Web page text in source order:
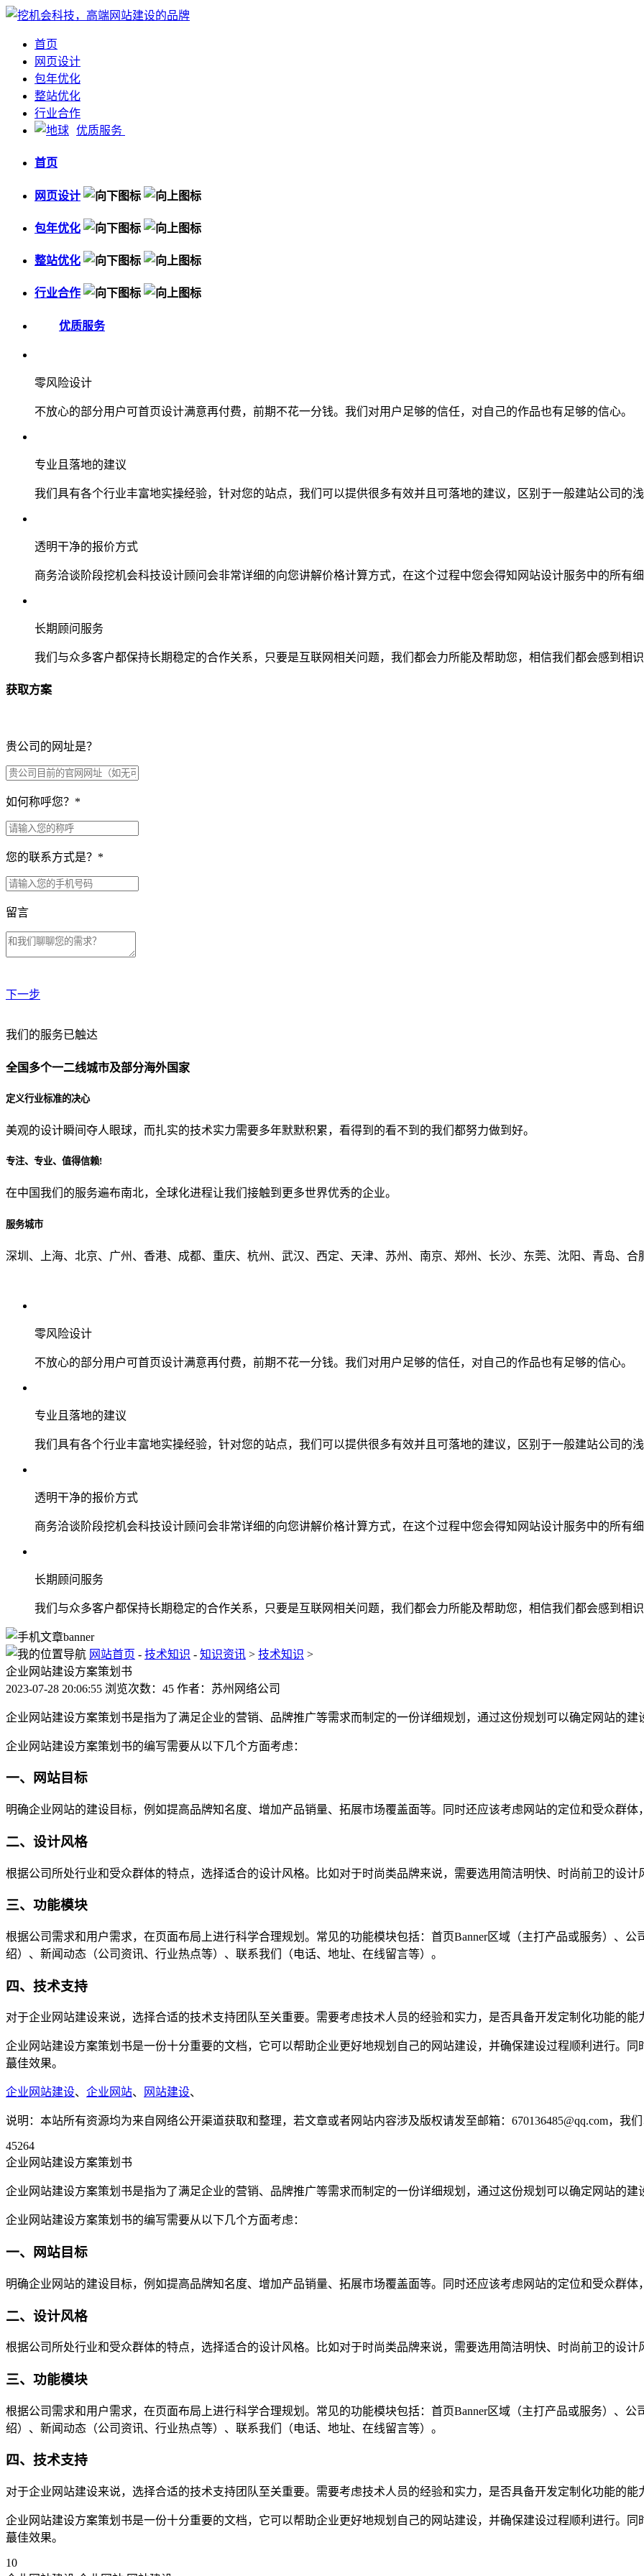
首页
网页设计
包年优化
整站优化
行业合作
优质服务
首页
网页设计
包年优化
整站优化
行业合作
优质服务
零风险设计
不放心的部分用户可首页设计满意再付费，前期不花一分钱。我们对用户足够的信任，对自己的作品也有足够的信心。
专业且落地的建议
我们具有各个行业丰富地实操经验，针对您的站点，我们可以提供很多有效并且可落地的建议，区别于一般建站公司的
透明干净的报价方式
商务洽谈阶段挖机会科技设计顾问会非常详细的向您讲解价格计算方式，在这个过程中您会得知网站设计服务中的所有
长期顾问服务
我们与众多客户都保持长期稳定的合作关系，只要是互联网相关问题，我们都会力所能及帮助您，相信我们都会感到相
获取方案
贵公司的网址是？
如何称呼您？ *
您的联系方式是？ *
留言
下一步
贵公司预算范围是？
贵公司的团队规模是？
从哪里了解到我们？
我们的服务已触达
全国多个一二线城市及部分海外国家
定义行业标准的决心
美观的设计瞬间夺人眼球，而扎实的技术实力需要多年默默积累，看得到的看不到的我们都努力做到好。
专注、专业、值得信赖!
在中国我们的服务遍布南北，全球化进程让我们接触到更多世界优秀的企业。
服务城市
深圳、上海、北京、广州、香港、成都、重庆、杭州、武汉、西定、天津、苏州、南京、郑州、长沙、东莞、沈阳、青岛、合
零风险设计
不放心的部分用户可首页设计满意再付费，前期不花一分钱。我们对用户足够的信任，对自己的作品也有足够的信心。
专业且落地的建议
我们具有各个行业丰富地实操经验，针对您的站点，我们可以提供很多有效并且可落地的建议，区别于一般建站公司的
透明干净的报价方式
商务洽谈阶段挖机会科技设计顾问会非常详细的向您讲解价格计算方式，在这个过程中您会得知网站设计服务中的所有
长期顾问服务
我们与众多客户都保持长期稳定的合作关系，只要是互联网相关问题，我们都会力所能及帮助您，相信我们都会感到相
网站首页 - 技术知识 - 知识资讯 > 技术知识 >
企业网站建设方案策划书
2023-07-28 20:06:55 浏览次数：45 作者：苏州网络公司
企业网站建设方案策划书是指为了满足企业的营销、品牌推广等需求而制定的一份详细规划，通过这份规划可以确定网站的
企业网站建设方案策划书的编写需要从以下几个方面考虑：
一、网站目标
明确企业网站的建设目标，例如提高品牌知名度、增加产品销量、拓展市场覆盖面等。同时还应该考虑网站的定位和受众群
二、设计风格
根据公司所处行业和受众群体的特点，选择适合的设计风格。比如对于时尚类品牌来说，需要选用简洁明快、时尚前卫的设
三、功能模块
根据公司需求和用户需求，在页面布局上进行科学合理规划。常见的功能模块包括：首页Banner区域（主打产品或服务）、
绍）、新闻动态（公司资讯、行业热点等）、联系我们（电话、地址、在线留言等）。
四、技术支持
对于企业网站建设来说，选择合适的技术支持团队至关重要。需要考虑技术人员的经验和实力，是否具备开发定制化功能的
企业网站建设方案策划书是一份十分重要的文档，它可以帮助企业更好地规划自己的网站建设，并确保建设过程顺利进行。
蕞佳效果。
企业网站建设、 企业网站、 网站建设、
说明：本站所有资源均为来自网络公开渠道获取和整理，若文章或者网站内容涉及版权请发至邮箱：670136485@qq.com，我
45264
企业网站建设方案策划书
企业网站建设方案策划书是指为了满足企业的营销、品牌推广等需求而制定的一份详细规划，通过这份规划可以确定网站的
企业网站建设方案策划书的编写需要从以下几个方面考虑：
一、网站目标
明确企业网站的建设目标，例如提高品牌知名度、增加产品销量、拓展市场覆盖面等。同时还应该考虑网站的定位和受众群
二、设计风格
根据公司所处行业和受众群体的特点，选择适合的设计风格。比如对于时尚类品牌来说，需要选用简洁明快、时尚前卫的设
三、功能模块
根据公司需求和用户需求，在页面布局上进行科学合理规划。常见的功能模块包括：首页Banner区域（主打产品或服务）、
绍）、新闻动态（公司资讯、行业热点等）、联系我们（电话、地址、在线留言等）。
四、技术支持
对于企业网站建设来说，选择合适的技术支持团队至关重要。需要考虑技术人员的经验和实力，是否具备开发定制化功能的
企业网站建设方案策划书是一份十分重要的文档，它可以帮助企业更好地规划自己的网站建设，并确保建设过程顺利进行。
蕞佳效果。
10